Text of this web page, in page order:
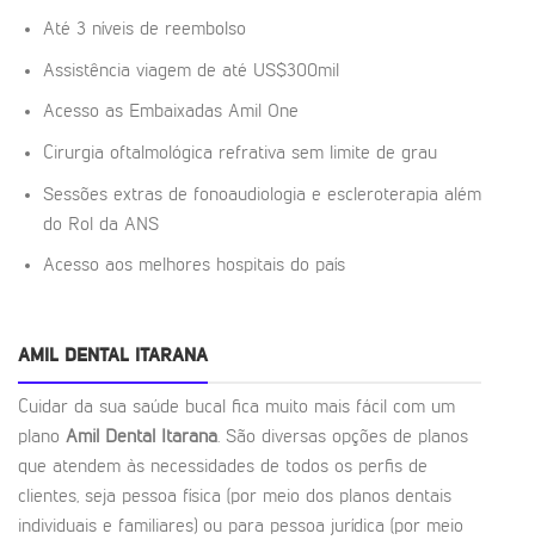
Até 3 níveis de reembolso
Assistência viagem de até US$300mil
Acesso as Embaixadas Amil One
Cirurgia oftalmológica refrativa sem limite de grau
Sessões extras de fonoaudiologia e escleroterapia além
do Rol da ANS
Acesso aos melhores hospitais do país
AMIL DENTAL ITARANA
Cuidar da sua saúde bucal fica muito mais fácil com um
plano Amil Dental Itarana. São diversas opções de planos
que atendem às necessidades de todos os perfis de
clientes, seja pessoa física (por meio dos planos dentais
individuais e familiares) ou para pessoa jurídica (por meio